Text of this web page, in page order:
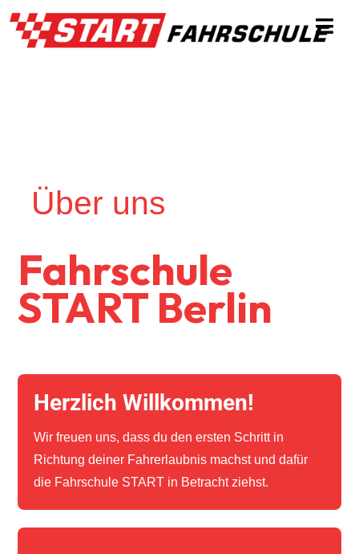
Über uns
Fahrschule
START Berlin
Herzlich Willkommen!
Wir freuen uns, dass du den ersten Schritt in
Richtung deiner Fahrerlaubnis machst und dafür
die Fahrschule START in Betracht ziehst.